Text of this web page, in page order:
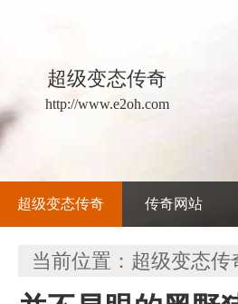
超级变态传奇
http://www.e2oh.com
超级变态传奇 传奇网站
当前位置： 超级变态传